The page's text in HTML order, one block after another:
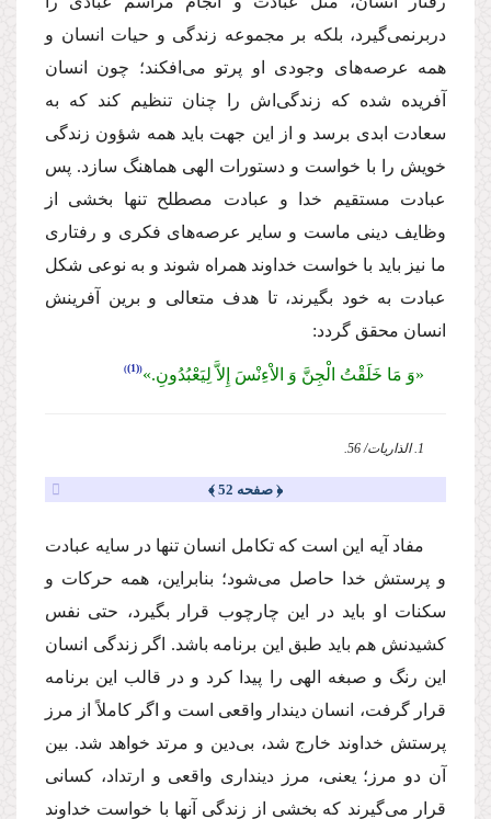
دربرنمى‌گیرد، بلكه بر مجموعه زندگى و حیات انسان و
همه عرصه‌هاى وجودى او پرتو مى‌افكند؛ چون انسان
آفریده شده كه زندگى‌اش را چنان تنظیم كند كه به
سعادت ابدى برسد و از این جهت باید همه شؤون زندگى
خویش را با خواست و دستورات الهى هماهنگ سازد. پس
عبادت مستقیم خدا و عبادت مصطلح تنها بخشى از
وظایف دینى ماست و سایر عرصه‌هاى فكرى و رفتارى
ما نیز باید با خواست خداوند همراه شوند و به نوعى شكل
عبادت به خود بگیرند، تا هدف متعالى و برین آفرینش
انسان محقق گردد:
«وَ مَا خَلَقْتُ الْجِنَّ وَ الاْءِنْسَ إِلاَّ لِیَعْبُدُونِ.» (1)
1. الذاریات/ 56.
﴿ صفحه 52 ﴾
مفاد آیه این است كه تكامل انسان تنها در سایه عبادت
و پرستش خدا حاصل مى‌شود؛ بنابراین، همه حركات و
سكنات او باید در این چارچوب قرار بگیرد، حتى نفس
كشیدنش هم باید طبق این برنامه باشد. اگر زندگى انسان
این رنگ و صبغه الهى را پیدا كرد و در قالب این برنامه
قرار گرفت، انسان دیندار واقعى است و اگر كاملاً از مرز
پرستش خداوند خارج شد، بى‌دین و مرتد خواهد شد. بین
آن دو مرز؛ یعنى، مرز دیندارى واقعى و ارتداد، كسانى
قرار مى‌گیرند كه بخشى از زندگى آنها با خواست خداوند